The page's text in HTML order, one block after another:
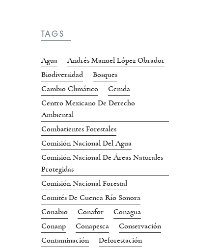
TAGS
Agua
Andrés Manuel López Obrador
Biodiversidad
Bosques
Cambio Climático
Cemda
Centro Mexicano De Derecho
Ambiental
Combatientes Forestales
Comisión Nacional Del Agua
Comisión Nacional De Áreas Naturales
Protegidas
Comisión Nacional Forestal
Comités De Cuenca Río Sonora
Conabio
Conafor
Conagua
Conanp
Conapesca
Conservación
Contaminación
Deforestación